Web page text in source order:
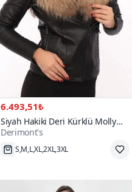
6.493,51₺
Siyah Hakiki Deri Kürklü Molly
Ceket
Derimont's
S,M,L,XL,2XL,3XL